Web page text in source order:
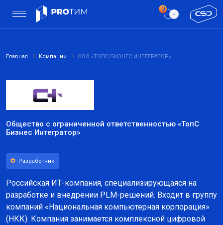
Главная Компании ООО «ТОПС БИЗНЕС ИНТЕГРАТОР»
Общество с ограниченной ответственностью «ТопС
Бизнес Интегратор»
Разработчик
Российская ИТ-компания, специализирующаяся на
разработке и внедрении PLM-решений. Входит в группу
компаний «Национальная компьютерная корпорация»
(НКК). Компания занимается комплексной цифровой